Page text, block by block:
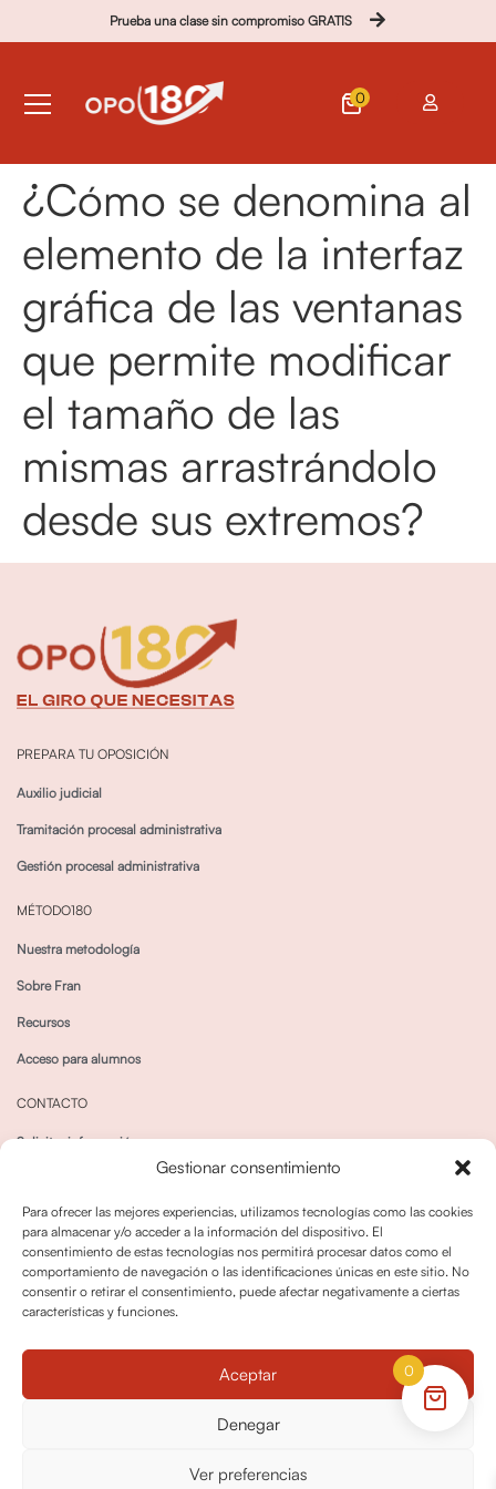
Gestionar consentimiento
Para ofrecer las mejores experiencias, utilizamos tecnologías como las cookies
para almacenar y/o acceder a la información del dispositivo. El
consentimiento de estas tecnologías nos permitirá procesar datos como el
comportamiento de navegación o las identificaciones únicas en este sitio. No
consentir o retirar el consentimiento, puede afectar negativamente a ciertas
características y funciones.
Aceptar
Denegar
Ver preferencias
Prueba una clase sin compromiso GRATIS
0
¿Cómo se denomina al
elemento de la interfaz
gráfica de las ventanas
que permite modificar
el tamaño de las
mismas arrastrándolo
desde sus extremos?
PREPARA TU OPOSICIÓN
Auxilio judicial
Tramitación procesal administrativa
Gestión procesal administrativa
MÉTODO180
Nuestra metodología
Sobre Fran
Recursos
Acceso para alumnos
CONTACTO
Solicitar información
Política de cookies
Política dedevoluciones y cancelaciones
0